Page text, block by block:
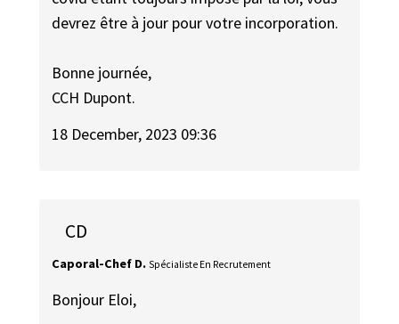
devrez être à jour pour votre incorporation.
Bonne journée,
CCH Dupont.
18 December, 2023 09:36
CD
Caporal-Chef D. Spécialiste En Recrutement
Bonjour Eloi,